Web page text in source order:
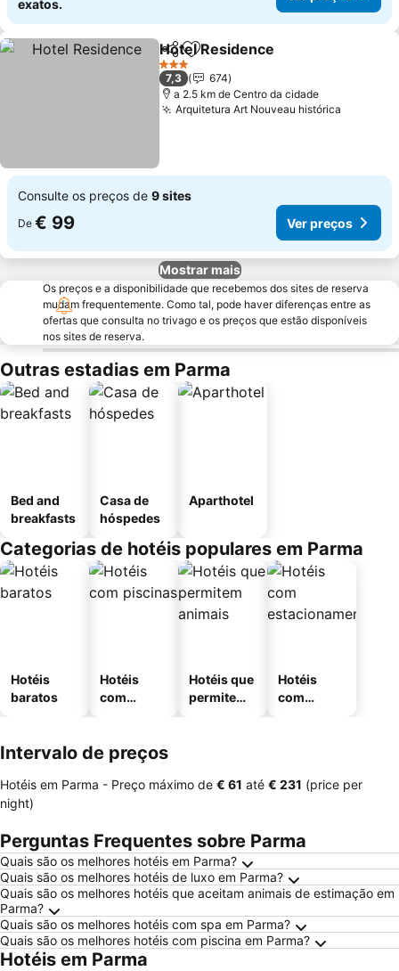
exatos.
PartilharAdicionar aos favoritos
Hotel Residence
3 Estrelas
7,3
674
a 2.5 km de Centro da cidade
Arquitetura Art Nouveau histórica
Consulte os preços de 9 sites
De € 99 Ver preços
Mostrar mais
Os preços e a disponibilidade que recebemos dos sites de reserva
mudam frequentemente. Como tal, pode haver diferenças entre as
ofertas que consulta no trivago e os preços que estão disponíveis
nos sites de reserva.
Outras estadias em Parma
Bed and
breakfasts
Casa de
hóspedes
Aparthotel
Categorias de hotéis populares em Parma
Hotéis
baratos
Hotéis
com
Hotéis que
permitem
Hotéis
com
Intervalo de preços
Hotéis em Parma - Preço máximo de ‎€ 61 até ‎€ 231 (price per
night)
Perguntas Frequentes sobre Parma
Quais são os melhores hotéis em Parma?
Quais são os melhores hotéis de luxo em Parma?
Quais são os melhores hotéis que aceitam animais de estimação em
Parma?
Quais são os melhores hotéis com spa em Parma?
Quais são os melhores hotéis com piscina em Parma?
Hotéis em Parma